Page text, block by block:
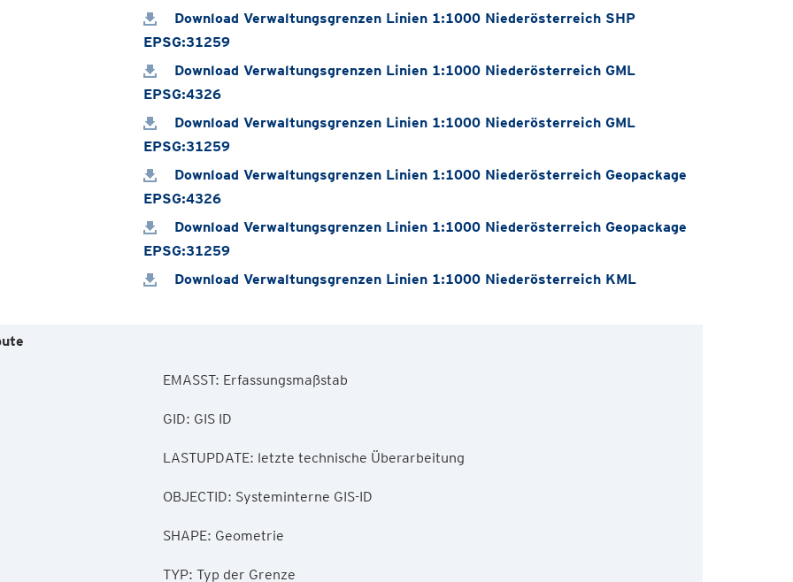
Download Verwaltungsgrenzen Linien 1:1000 Niederösterreich SHP
EPSG:31259
Download Verwaltungsgrenzen Linien 1:1000 Niederösterreich GML
EPSG:4326
Download Verwaltungsgrenzen Linien 1:1000 Niederösterreich GML
EPSG:31259
Download Verwaltungsgrenzen Linien 1:1000 Niederösterreich Geopackage
EPSG:4326
Download Verwaltungsgrenzen Linien 1:1000 Niederösterreich Geopackage
EPSG:31259
Download Verwaltungsgrenzen Linien 1:1000 Niederösterreich KML